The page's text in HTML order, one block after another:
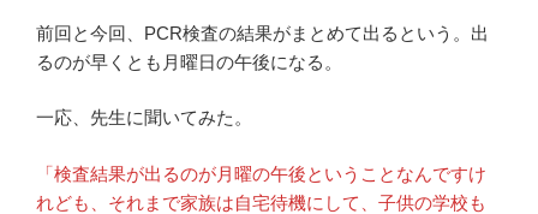
前回と今回、PCR検査の結果がまとめて出るという。出
るのが早くとも月曜日の午後になる。
一応、先生に聞いてみた。
「検査結果が出るのが月曜の午後ということなんですけ
れども、それまで家族は自宅待機にして、子供の学校も